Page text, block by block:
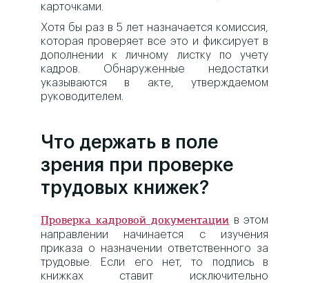
карточками.
Хотя бы раз в 5 лет назначается комиссия,
которая проверяет все это и фиксирует в
дополнении к личному листку по учету
кадров. Обнаруженные недостатки
указываются в акте, утверждаемом
руководителем.
Что держать в поле
зрения при проверке
трудовых книжек?
Проверка кадровой документации в этом
направлении начинается с изучения
приказа о назначении ответственного за
трудовые. Если его нет, то подпись в
книжках ставит исключительно